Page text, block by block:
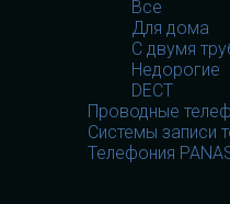
Все
Для дома
С двумя
Недорогие
DECT
Проводные
Системы записи
Телефония